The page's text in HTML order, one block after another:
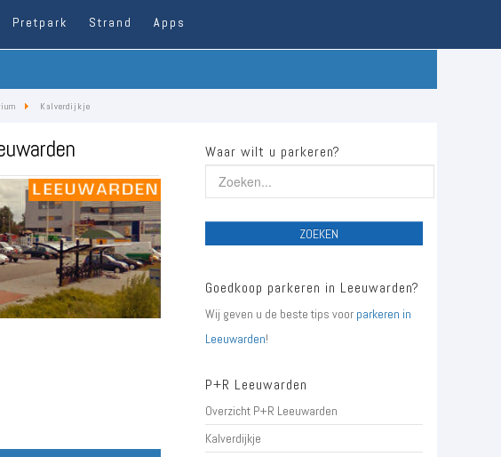
Pretpark Strand Apps
Kalverdijkje
Waar wilt u parkeren?
ZOEKEN
Goedkoop parkeren in Leeuwarden?
Wij geven u de beste tips voor parkeren in
Leeuwarden!
P+R Leeuwarden
Overzicht P+R Leeuwarden
Kalverdijkje